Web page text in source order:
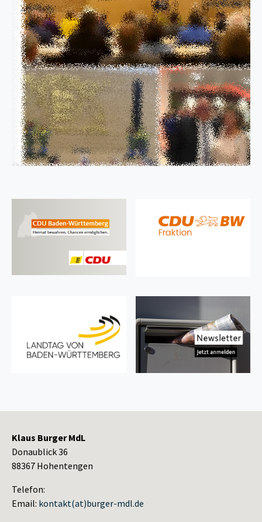
Klaus Burger MdL
Donaublick 36
88367 Hohentengen
Telefon:
Email: kontakt(at)burger-mdl.de